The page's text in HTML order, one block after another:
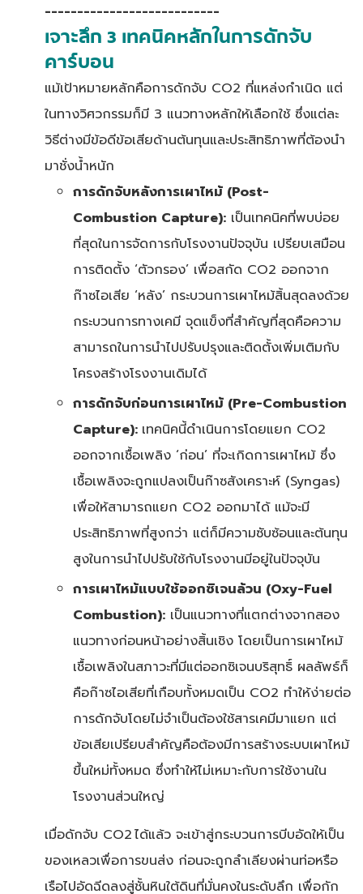
---------------------------
เจาะลึก3 เทคนิคหลักในการดักจับ
คาร์บอน
แม้เป้าหมายหลักคือการดักจับ CO2 ที่แหล่งกำเนิด แต่
ในทางวิศวกรรมก็มี 3 แนวทางหลักให้เลือกใช้ ซึ่งแต่ละ
วิธีต่างมีข้อดีข้อเสียด้านต้นทุนและประสิทธิภาพที่ต้องนำ
มาชั่งน้ำหนัก
การดักจับหลังการเผาไหม้ (Post-
Combustion Capture): เป็นเทคนิคที่พบบ่อย
ที่สุดในการจัดการกับโรงงานปัจจุบัน เปรียบเสมือน
การติดตั้ง ‘ตัวกรอง’ เพื่อสกัด CO2 ออกจาก
ก๊าซไอเสีย ‘หลัง’ กระบวนการเผาไหม้สิ้นสุดลงด้วย
กระบวนการทางเคมี จุดแข็งที่สำคัญที่สุดคือความ
สามารถในการนำไปปรับปรุงและติดตั้งเพิ่มเติมกับ
โครงสร้างโรงงานเดิมได้
การดักจับก่อนการเผาไหม้ (Pre-Combustion
Capture): เทคนิคนี้ดำเนินการโดยแยก CO2
ออกจากเชื้อเพลิง ‘ก่อน’ ที่จะเกิดการเผาไหม้ ซึ่ง
เชื้อเพลิงจะถูกแปลงเป็นก๊าซสังเคราะห์ (Syngas)
เพื่อให้สามารถแยก CO2 ออกมาได้ แม้จะมี
ประสิทธิภาพที่สูงกว่า แต่ก็มีความซับซ้อนและต้นทุน
สูงในการนำไปปรับใช้กับโรงงานมีอยู่ในปัจจุบัน
การเผาไหม้แบบใช้ออกซิเจนล้วน (Oxy-Fuel
Combustion): เป็นแนวทางที่แตกต่างจากสอง
แนวทางก่อนหน้าอย่างสิ้นเชิง โดยเป็นการเผาไหม้
เชื้อเพลิงในสภาวะที่มีแต่ออกซิเจนบริสุทธิ์ ผลลัพธ์ก็
คือก๊าซไอเสียที่เกือบทั้งหมดเป็น CO2 ทำให้ง่ายต่อ
การดักจับโดยไม่จำเป็นต้องใช้สารเคมีมาแยก แต่
ข้อเสียเปรียบสำคัญคือต้องมีการสร้างระบบเผาไหม้
ขึ้นใหม่ทั้งหมด ซึ่งทำให้ไม่เหมาะกับการใช้งานใน
โรงงานส่วนใหญ่
เมื่อดักจับ CO2ได้แล้ว จะเข้าสู่กระบวนการบีบอัดให้เป็น
ของเหลวเพื่อการขนส่ง ก่อนจะถูกลำเลียงผ่านท่อหรือ
เรือไปอัดฉีดลงสู่ชั้นหินใต้ดินที่มั่นคงในระดับลึก เพื่อกัก